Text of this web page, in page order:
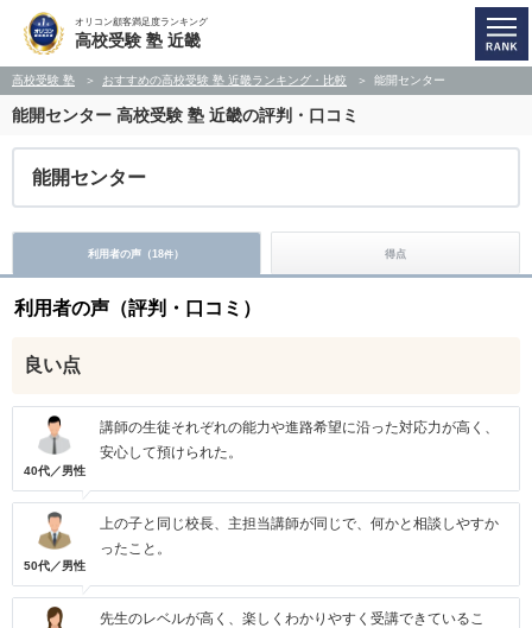
オリコン顧客満足度ランキング
高校受験 塾 近畿
高校受験 塾 おすすめの高校受験 塾 近畿ランキング・比較 能開センター
能開センター 高校受験 塾 近畿の評判・口コミ
能開センター
利用者の声（18件） 得点
利用者の声（評判・口コミ）
良い点
40代／男性
講師の生徒それぞれの能力や進路希望に沿った対応力が高く、
安心して預けられた。
50代／男性
上の子と同じ校長、主担当講師が同じで、何かと相談しやすか
ったこと。
先生のレベルが高く、楽しくわかりやすく受講できているこ